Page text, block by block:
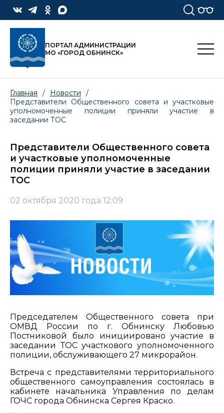
ПОРТАЛ АДМИНИСТРАЦИИ
МО «ГОРОД ОБНИНСК»
Главная / Новости
/
Представители Общественного совета и участковые
уполномоченные полиции приняли участие в
заседании ТОС
Представители Общественного совета
и участковые уполномоченные
полиции приняли участие в заседании
ТОС
02 октября 2020 года 12:09
Председателем Общественного совета при
ОМВД России по г. Обнинску Любовью
Постниковой было инициировано участие в
заседании ТОС участкового уполномоченного
полиции, обслуживающего 27 микрорайон.
Встреча с представителями территориального
общественного самоуправления состоялась в
кабинете начальника Управления по делам
ГОЧС города Обнинска Сергея Краско.